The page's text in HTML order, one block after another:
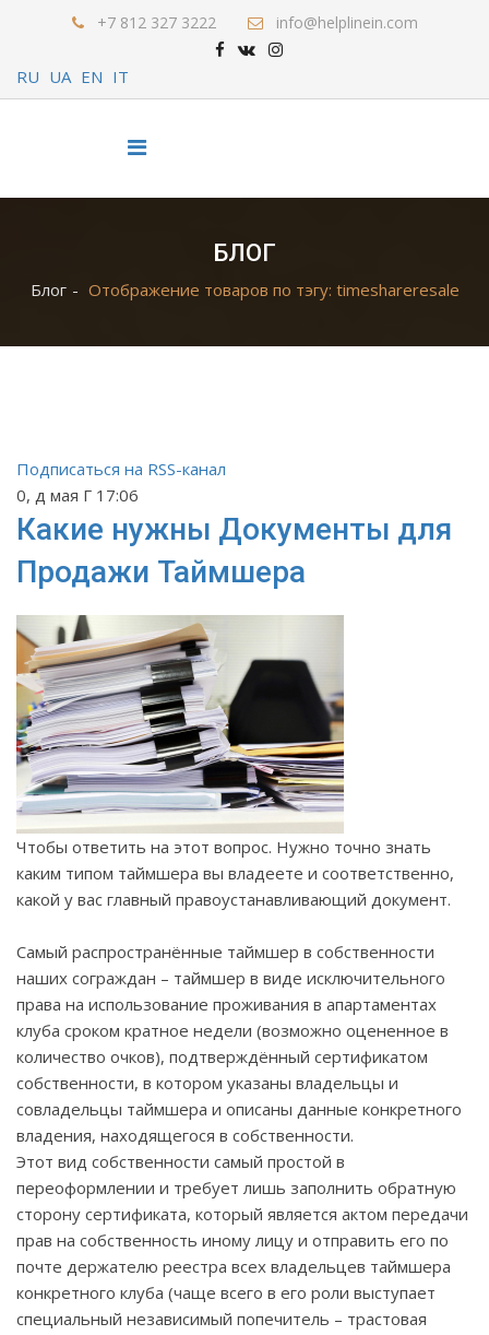
+7 812 327 3222 info@helplinein.com
RU UA EN IT
БЛОГ
Блог Отображение товаров по тэгу: timeshareresale
Подписаться на RSS-канал
0, д мая Г 17:06
Какие нужны Документы для
Продажи Таймшера
Чтобы ответить на этот вопрос. Нужно точно знать
каким типом таймшера вы владеете и соответственно,
какой у вас главный правоустанавливающий документ.
Самый распространённые таймшер в собственности
наших сограждан – таймшер в виде исключительного
права на использование проживания в апартаментах
клуба сроком кратное недели (возможно оцененное в
количество очков), подтверждённый сертификатом
собственности, в котором указаны владельцы и
совладельцы таймшера и описаны данные конкретного
владения, находящегося в собственности.
Этот вид собственности самый простой в
переоформлении и требует лишь заполнить обратную
сторону сертификата, который является актом передачи
прав на собственность иному лицу и отправить его по
почте держателю реестра всех владельцев таймшера
конкретного клуба (чаще всего в его роли выступает
специальный независимый попечитель – трастовая